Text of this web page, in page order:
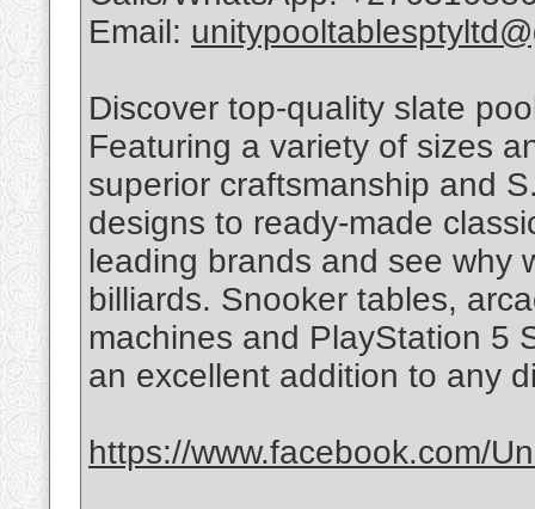
Email:
Discover top-quality slate
Featuring a variety of sizes
superior craftsmanship and
designs to ready-made
leading brands and see why
billiards. Snooker tables,
machines and PlayStation 5
an excellent addition to any
https://www.facebook.com/